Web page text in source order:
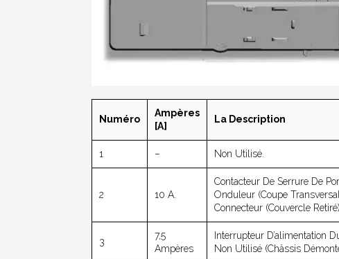
Numéro
Ampères
[A]
La Description
1 – Non Utilisé.
2 10 A.
Contacteur De Serrure De
Onduleur (coupe
Connecteur (couvercle Retiré).
3
7,5
Ampères
Interrupteur D’alimentation
Non Utilisé (châssis